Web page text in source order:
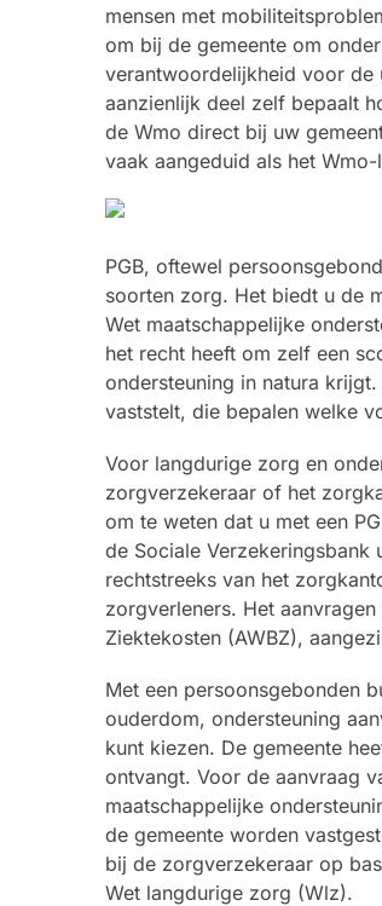
mensen met
om bij de gemeente om
verantwoordelijkheid voor de
aanzienlijk deel zelf bepaalt
de Wmo direct bij uw
vaak aangeduid als het
PGB, oftewel
soorten zorg. Het biedt u de
Wet maatschappelijke
het recht heeft om zelf een
ondersteuning in natura
vaststelt, die bepalen welke
Voor langdurige zorg en
zorgverzekeraar of het
om te weten dat u met een
de Sociale Verzekeringsbank
rechtstreeks van het
zorgverleners. Het
Ziektekosten (AWBZ),
Met een persoonsgebonden
ouderdom, ondersteuning
kunt kiezen. De gemeente
ontvangt. Voor de aanvraag
maatschappelijke
de gemeente worden
bij de zorgverzekeraar op
Wet langdurige zorg (Wlz).